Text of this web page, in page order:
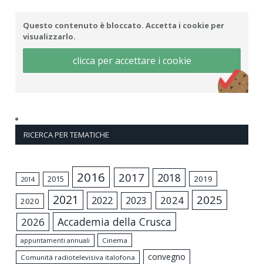
Questo contenuto è bloccato. Accetta i cookie per
visualizzarlo.
clicca per accettare i cookie
RICERCA PER TEMATICHE
2014 2015 2016 2017 2018 2019
2020 2021 2022 2023 2024 2025
2026 Accademia della Crusca
appuntamenti annuali
Cinema
Comunità radiotelevisiva italofona
convegno